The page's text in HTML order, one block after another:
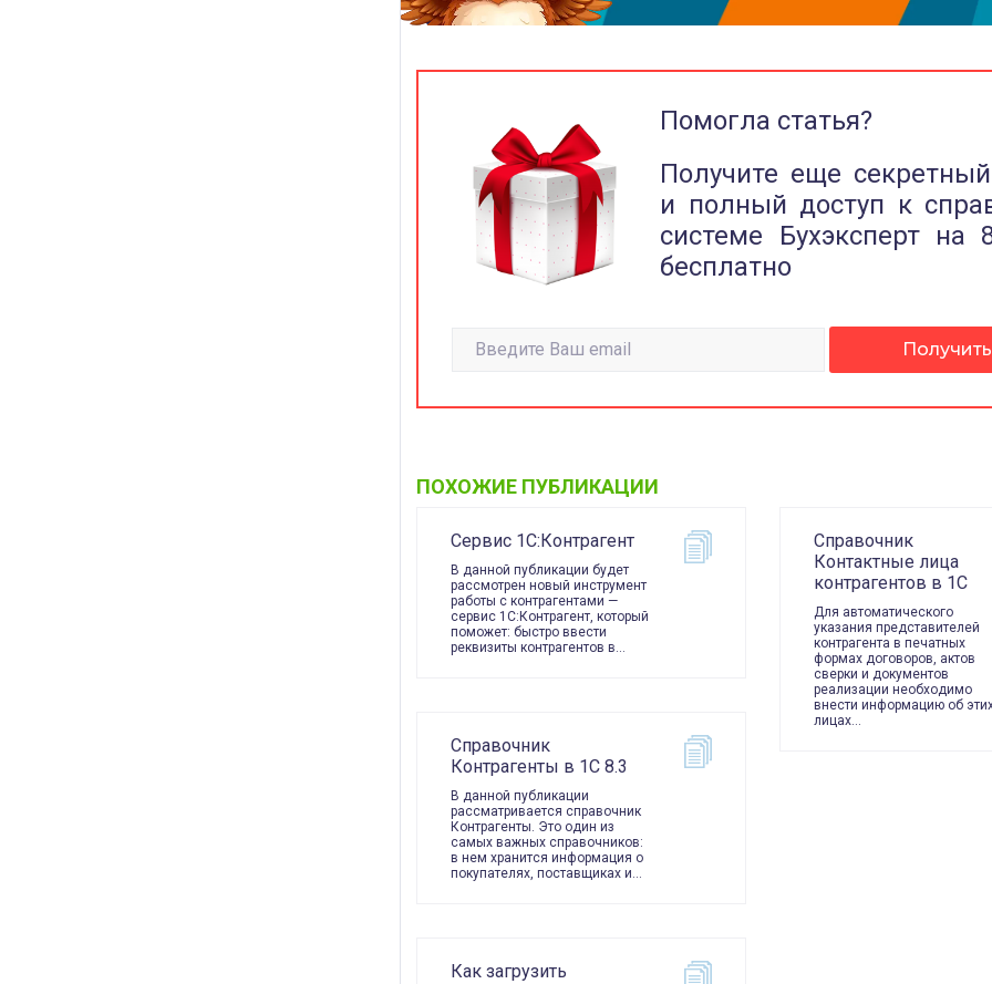
Помогла статья?
Получите еще
и полный доступ к
системе Бухэксперт на
бесплатно
ПОХОЖИЕ ПУБЛИКАЦИИ
Сервис 1С:Контрагент
В данной публикации будет
рассмотрен новый инструмент
работы с контрагентами —
сервис 1С:Контрагент, который
поможет: быстро ввести
реквизиты контрагентов в…
Справочник
Контрагенты в 1С 8.3
В данной публикации
рассматривается справочник
Контрагенты. Это один из
самых важных справочников:
в нем хранится информация о
покупателях, поставщиках и…
Как загрузить
Справочник
Контактные лица
контрагентов в 1С
Для автоматического
указания представителей
контрагента в печатных
формах договоров, актов
сверки и документов
реализации необходимо
внести информацию об
лицах…